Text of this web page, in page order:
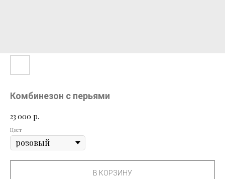
Комбинезон с перьями
23 000 р.
Цвет
В КОРЗИНУ